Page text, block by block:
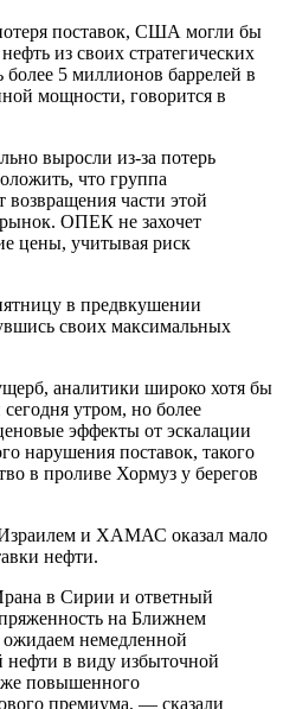
поставок, США могли бы
из своих стратегических
5 миллионов баррелей в
мощности, говорится в
выросли из-за потерь
что группа
возвращения части этой
ОПЕК не захочет
цены, учитывая риск
в предвкушении
своих максимальных
аналитики широко хотя бы
утром, но более
эффекты от эскалации
нарушения поставок, такого
в проливе Хормуз у берегов
и ХАМАС оказал мало
нефти.
в Сирии и ответный
на Ближнем
немедленной
в виду избыточной
повышенного
премиума, — сказали